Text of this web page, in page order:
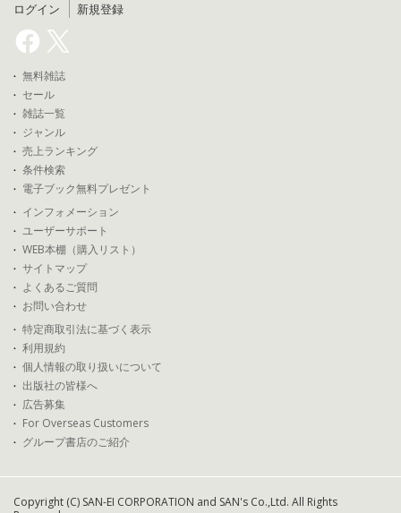
ログイン 新規登録
無料雑誌
セール
雑誌一覧
ジャンル
売上ランキング
条件検索
電子ブック無料プレゼント
インフォメーション
ユーザーサポート
WEB本棚（購入リスト）
サイトマップ
よくあるご質問
お問い合わせ
特定商取引法に基づく表示
利用規約
個人情報の取り扱いについて
出版社の皆様へ
広告募集
For Overseas Customers
グループ書店のご紹介
Copyright (C) SAN-EI CORPORATION and SAN's Co.,Ltd. All Rights